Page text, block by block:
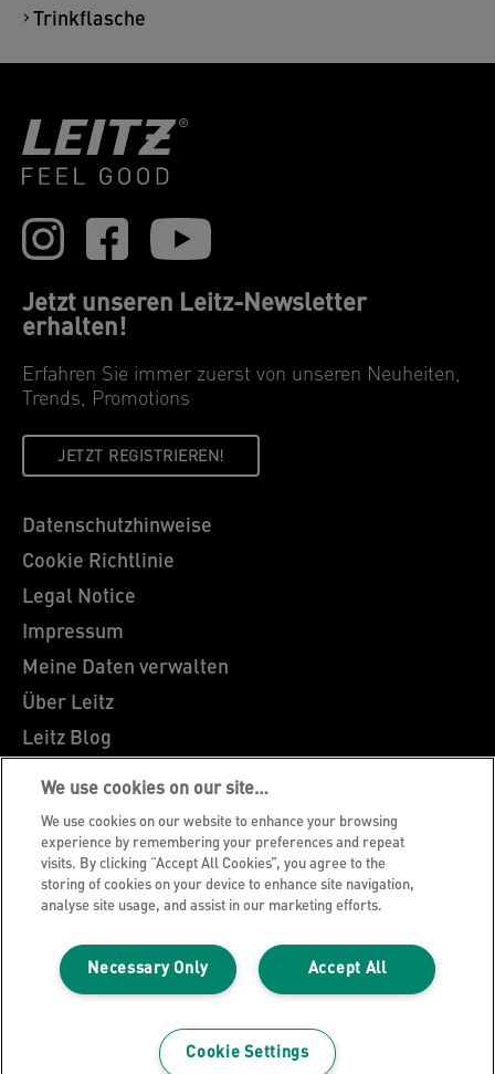
Trinkflasche
Jetzt unseren Leitz-Newsletter
erhalten!
Erfahren Sie immer zuerst von unseren Neuheiten,
Trends, Promotions
JETZT REGISTRIEREN!
Datenschutzhinweise
Cookie Richtlinie
Legal Notice
Impressum
Meine Daten verwalten
Über Leitz
Leitz Blog
Karriere
Leitz EasyPrint
Kundenservice
Hinweise zum Verpackungsrecycling
Garantiebedingungen
Konformitätserklärungen
Sitemap
©2026 ACCO Brands
We use cookies on our site…
We use cookies on our website to enhance your browsing
experience by remembering your preferences and repeat
visits. By clicking “Accept All Cookies”, you agree to the
storing of cookies on your device to enhance site navigation,
analyse site usage, and assist in our marketing efforts.
Accept All
Necessary Only
Cookie Settings